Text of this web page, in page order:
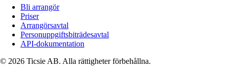
Bli arrangör
Priser
Arrangörsavtal
Personuppgiftsbiträdesavtal
API-dokumentation
© 2026 Ticsie AB. Alla rättigheter förbehållna.